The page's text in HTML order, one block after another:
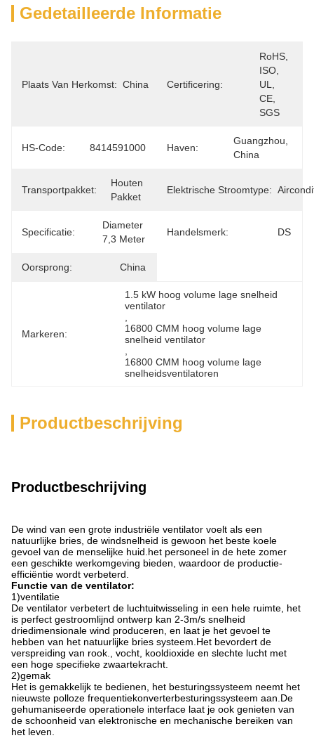
Gedetailleerde Informatie
Plaats Van Herkomst: China Certificering:
RoHS,
ISO,
UL,
CE,
SGS
HS-Code: 8414591000 Haven:
Guangzhou,
China
Transportpakket:
Houten
Pakket
Elektrische Stroomtype:
Specificatie:
Diameter
7,3 Meter
Handelsmerk: DS
Oorsprong: China
Markeren:
1.5 kW hoog volume lage snelheid
ventilator
16800 CMM hoog volume lage
snelheid ventilator
16800 CMM hoog volume lage
snelheidsventilatoren
Productbeschrijving
Productbeschrijving
De wind van een grote industriële ventilator voelt als een
natuurlijke bries, de windsnelheid is gewoon het beste koele
gevoel van de menselijke huid.het personeel in de hete zomer
een geschikte werkomgeving bieden, waardoor de productie-
efficiëntie wordt verbeterd.
Functie van de ventilator:
1)ventilatie
De ventilator verbetert de luchtuitwisseling in een hele ruimte, het
is perfect gestroomlijnd ontwerp kan 2-3m/s snelheid
driedimensionale wind produceren, en laat je het gevoel te
hebben van het natuurlijke bries systeem.Het bevordert de
verspreiding van rook., vocht, kooldioxide en slechte lucht met
een hoge specifieke zwaartekracht.
2)gemak
Het is gemakkelijk te bedienen, het besturingssysteem neemt het
nieuwste polloze frequentiekonverterbesturingssysteem aan.De
gehumaniseerde operationele interface laat je ook genieten van
de schoonheid van elektronische en mechanische bereiken van
het leven.